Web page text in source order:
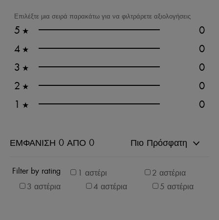
Επιλέξτε μια σειρά παρακάτω για να φιλτράρετε αξιολογήσεις
5 ★
0
4 ★
0
3 ★
0
2 ★
0
1 ★ 0
ΕΜΦΆΝΙΣΗ 0 ΑΠΌ 0 Πιο Πρόσφατη
Filter by rating 1 αστέρι
2 αστέρια
3 αστέρια
4 αστέρια 5 αστέρια